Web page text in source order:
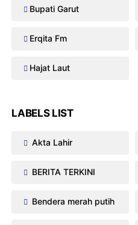
Bupati Garut
Erqita Fm
Hajat Laut
LABELS LIST
Akta Lahir
BERITA TERKINI
Bendera merah putih